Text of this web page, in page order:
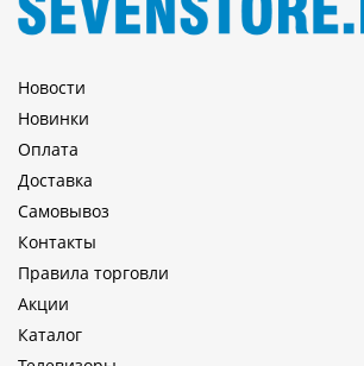
Новости
Новинки
Оплата
Доставка
Самовывоз
Контакты
Правила торговли
Акции
Каталог